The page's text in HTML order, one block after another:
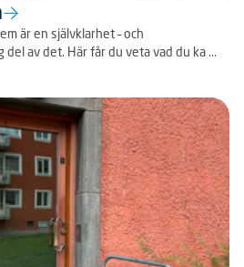
är en självklarhet – och
av det. Här får du veta vad du ka ...